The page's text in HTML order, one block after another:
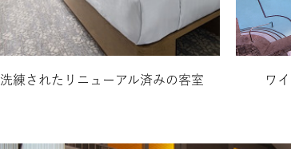
洗練されたリニューアル済みの客室 ワ